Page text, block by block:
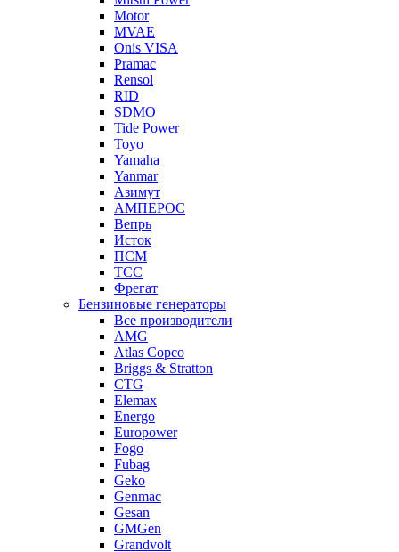
Motor
MVAE
Onis VISA
Pramac
Rensol
RID
SDMO
Tide Power
Toyo
Yamaha
Yanmar
Азимут
АМПЕРОС
Вепрь
Исток
ПСМ
ТСС
Фрегат
Бензиновые генераторы
Все производители
AMG
Atlas Copco
Briggs & Stratton
CTG
Elemax
Energo
Europower
Fogo
Fubag
Geko
Genmac
Gesan
GMGen
Grandvolt